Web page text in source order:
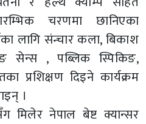
चरणमा छानिएका
लागि संन्चार कला, बिकाश
सेन्स , पब्लिक स्पिकिङ,
प्रशिक्षण दिइने कार्यक्रम
।
नेपाल बेष्ट क्यान्सर